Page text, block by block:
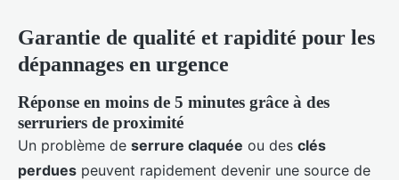
Garantie de qualité et rapidité pour les
dépannages en urgence
Réponse en moins de 5 minutes grâce à des
serruriers de proximité
Un problème de serrure claquée ou des clés
perdues peuvent rapidement devenir une source de